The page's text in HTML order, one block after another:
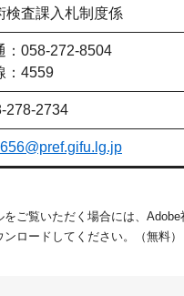
検査課入札制度係
：058-272-8504
：4559
278-2734
ご覧いただく場合には、Adobe
ロードしてください。（無料）